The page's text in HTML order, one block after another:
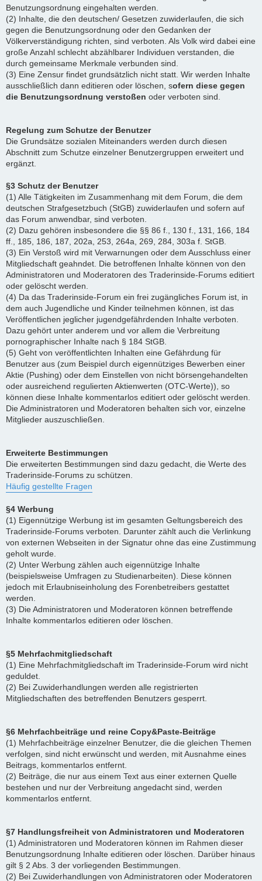
Benutzungsordnung eingehalten werden.
(2) Inhalte, die den deutschen/ Gesetzen zuwiderlaufen, die sich
gegen die Benutzungsordnung oder den Gedanken der
Völkerverständigung richten, sind verboten. Als Volk wird dabei eine
große Anzahl schlecht abzählbarer Individuen verstanden, die
durch gemeinsame Merkmale verbunden sind.
(3) Eine Zensur findet grundsätzlich nicht statt. Wir werden Inhalte
ausschließlich dann editieren oder löschen, sofern diese gegen
die Benutzungsordnung verstoßen oder verboten sind.
Regelung zum Schutze der Benutzer
Die Grundsätze sozialen Miteinanders werden durch diesen
Abschnitt zum Schutze einzelner Benutzergruppen erweitert und
ergänzt.
§3 Schutz der Benutzer
(1) Alle Tätigkeiten im Zusammenhang mit dem Forum, die dem
deutschen Strafgesetzbuch (StGB) zuwiderlaufen und sofern auf
das Forum anwendbar, sind verboten.
(2) Dazu gehören insbesondere die §§ 86 f., 130 f., 131, 166, 184
ff., 185, 186, 187, 202a, 253, 264a, 269, 284, 303a f. StGB.
(3) Ein Verstoß wird mit Verwarnungen oder dem Ausschluss einer
Mitgliedschaft geahndet. Die betroffenen Inhalte können von den
Administratoren und Moderatoren des Traderinside-Forums editiert
oder gelöscht werden.
(4) Da das Traderinside-Forum ein frei zugängliches Forum ist, in
dem auch Jugendliche und Kinder teilnehmen können, ist das
Veröffentlichen jeglicher jugendgefährdenden Inhalte verboten.
Dazu gehört unter anderem und vor allem die Verbreitung
pornographischer Inhalte nach § 184 StGB.
(5) Geht von veröffentlichten Inhalten eine Gefährdung für
Benutzer aus (zum Beispiel durch eigennütziges Bewerben einer
Aktie (Pushing) oder dem Einstellen von nicht börsengehandelten
oder ausreichend regulierten Aktienwerten (OTC-Werte)), so
können diese Inhalte kommentarlos editiert oder gelöscht werden.
Die Administratoren und Moderatoren behalten sich vor, einzelne
Mitglieder auszuschließen.
Erweiterte Bestimmungen
Die erweiterten Bestimmungen sind dazu gedacht, die Werte des
Traderinside-Forums zu schützen.
Häufig gestellte Fragen
§4 Werbung
(1) Eigennützige Werbung ist im gesamten Geltungsbereich des
Traderinside-Forums verboten. Darunter zählt auch die Verlinkung
von externen Webseiten in der Signatur ohne das eine Zustimmung
geholt wurde.
(2) Unter Werbung zählen auch eigennützige Inhalte
(beispielsweise Umfragen zu Studienarbeiten). Diese können
jedoch mit Erlaubniseinholung des Forenbetreibers gestattet
werden.
(3) Die Administratoren und Moderatoren können betreffende
Inhalte kommentarlos editieren oder löschen.
§5 Mehrfachmitgliedschaft
(1) Eine Mehrfachmitgliedschaft im Traderinside-Forum wird nicht
geduldet.
(2) Bei Zuwiderhandlungen werden alle registrierten
Mitgliedschaften des betreffenden Benutzers gesperrt.
§6 Mehrfachbeiträge und reine Copy&Paste-Beiträge
(1) Mehrfachbeiträge einzelner Benutzer, die die gleichen Themen
verfolgen, sind nicht erwünscht und werden, mit Ausnahme eines
Beitrags, kommentarlos entfernt.
(2) Beiträge, die nur aus einem Text aus einer externen Quelle
bestehen und nur der Verbreitung angedacht sind, werden
kommentarlos entfernt.
§7 Handlungsfreiheit von Administratoren und Moderatoren
(1) Administratoren und Moderatoren können im Rahmen dieser
Benutzungsordnung Inhalte editieren oder löschen. Darüber hinaus
gilt § 2 Abs. 3 der vorliegenden Bestimmungen.
(2) Bei Zuwiderhandlungen von Administratoren oder Moderatoren